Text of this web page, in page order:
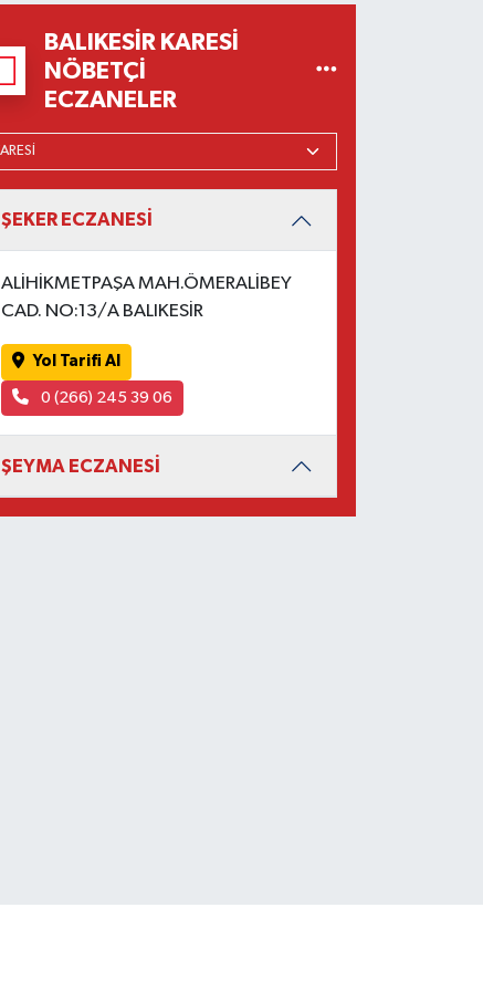
BALIKESIR KARESI
NÖBETÇI
ECZANELER
ŞEKER ECZANESİ
ALİHİKMETPAŞA MAH.ÖMERALİBEY
CAD. NO:13/A BALIKESİR
Yol Tarifi Al
0 (266) 245 39 06
ŞEYMA ECZANESİ